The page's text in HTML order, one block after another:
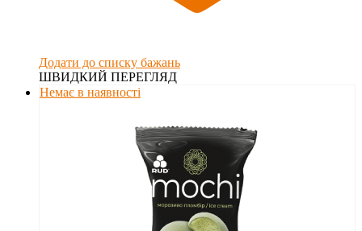
Додати до списку бажань
ШВИДКИЙ ПЕРЕГЛЯД
Немає в наявності